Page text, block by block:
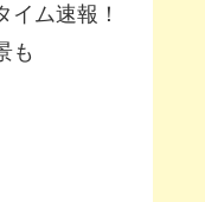
イム速報！
も